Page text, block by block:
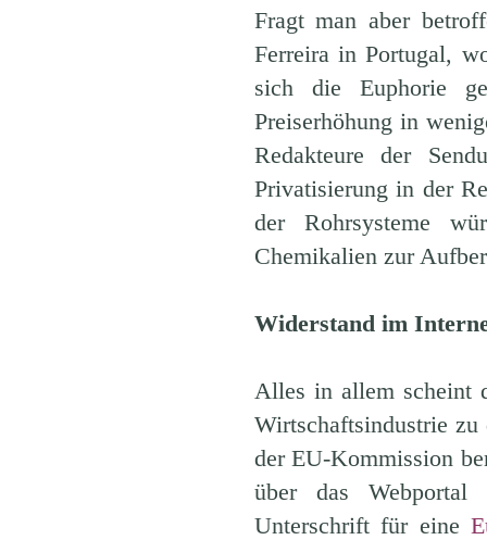
Fragt man aber
Ferreira in Portugal,
sich die Euphorie
Preiserhöhung in
Redakteure der
Privatisierung in der
der Rohrsysteme
Chemikalien zur
Widerstand im
Alles in allem scheint
Wirtschaftsindustrie
der EU-Kommission
über das Webportal
Unterschrift für eine